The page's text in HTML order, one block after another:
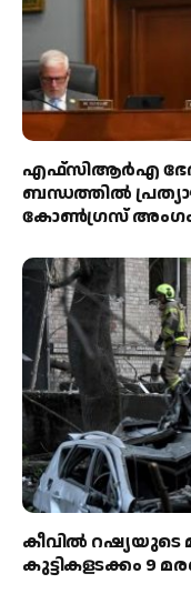
എഫ്‌സിആർഎ
ബന്ധത്തിൽ
കോൺഗ്രസ്
കീവിൽ
കുട്ടികളടക്കം 9